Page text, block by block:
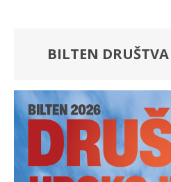
BILTEN DRUŠTVA